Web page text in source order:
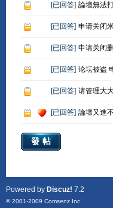
[已回答] 論壇無法
[已回答] 申请关闭
[已回答] 申请关闭
[已回答] 论坛被盗
[已回答] 请管理大
[已回答] 論壇又進
發帖
Powered by Discuz! 7.2
© 2001-2009 Comsenz Inc.